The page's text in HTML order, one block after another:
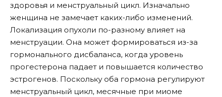
здоровья и менструальный цикл. Изначально
женщина не замечает каких-либо изменений.
Локализация опухоли по-разному влияет на
менструации. Она может формироваться из-за
гормонального дисбаланса, когда уровень
прогестерона падает и повышается количество
эстрогенов. Поскольку оба гормона регулируют
менструальный цикл, месячные при миоме